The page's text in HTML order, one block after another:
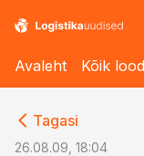
Avaleht Kõik lood
Tagasi
26.08.09, 18:04